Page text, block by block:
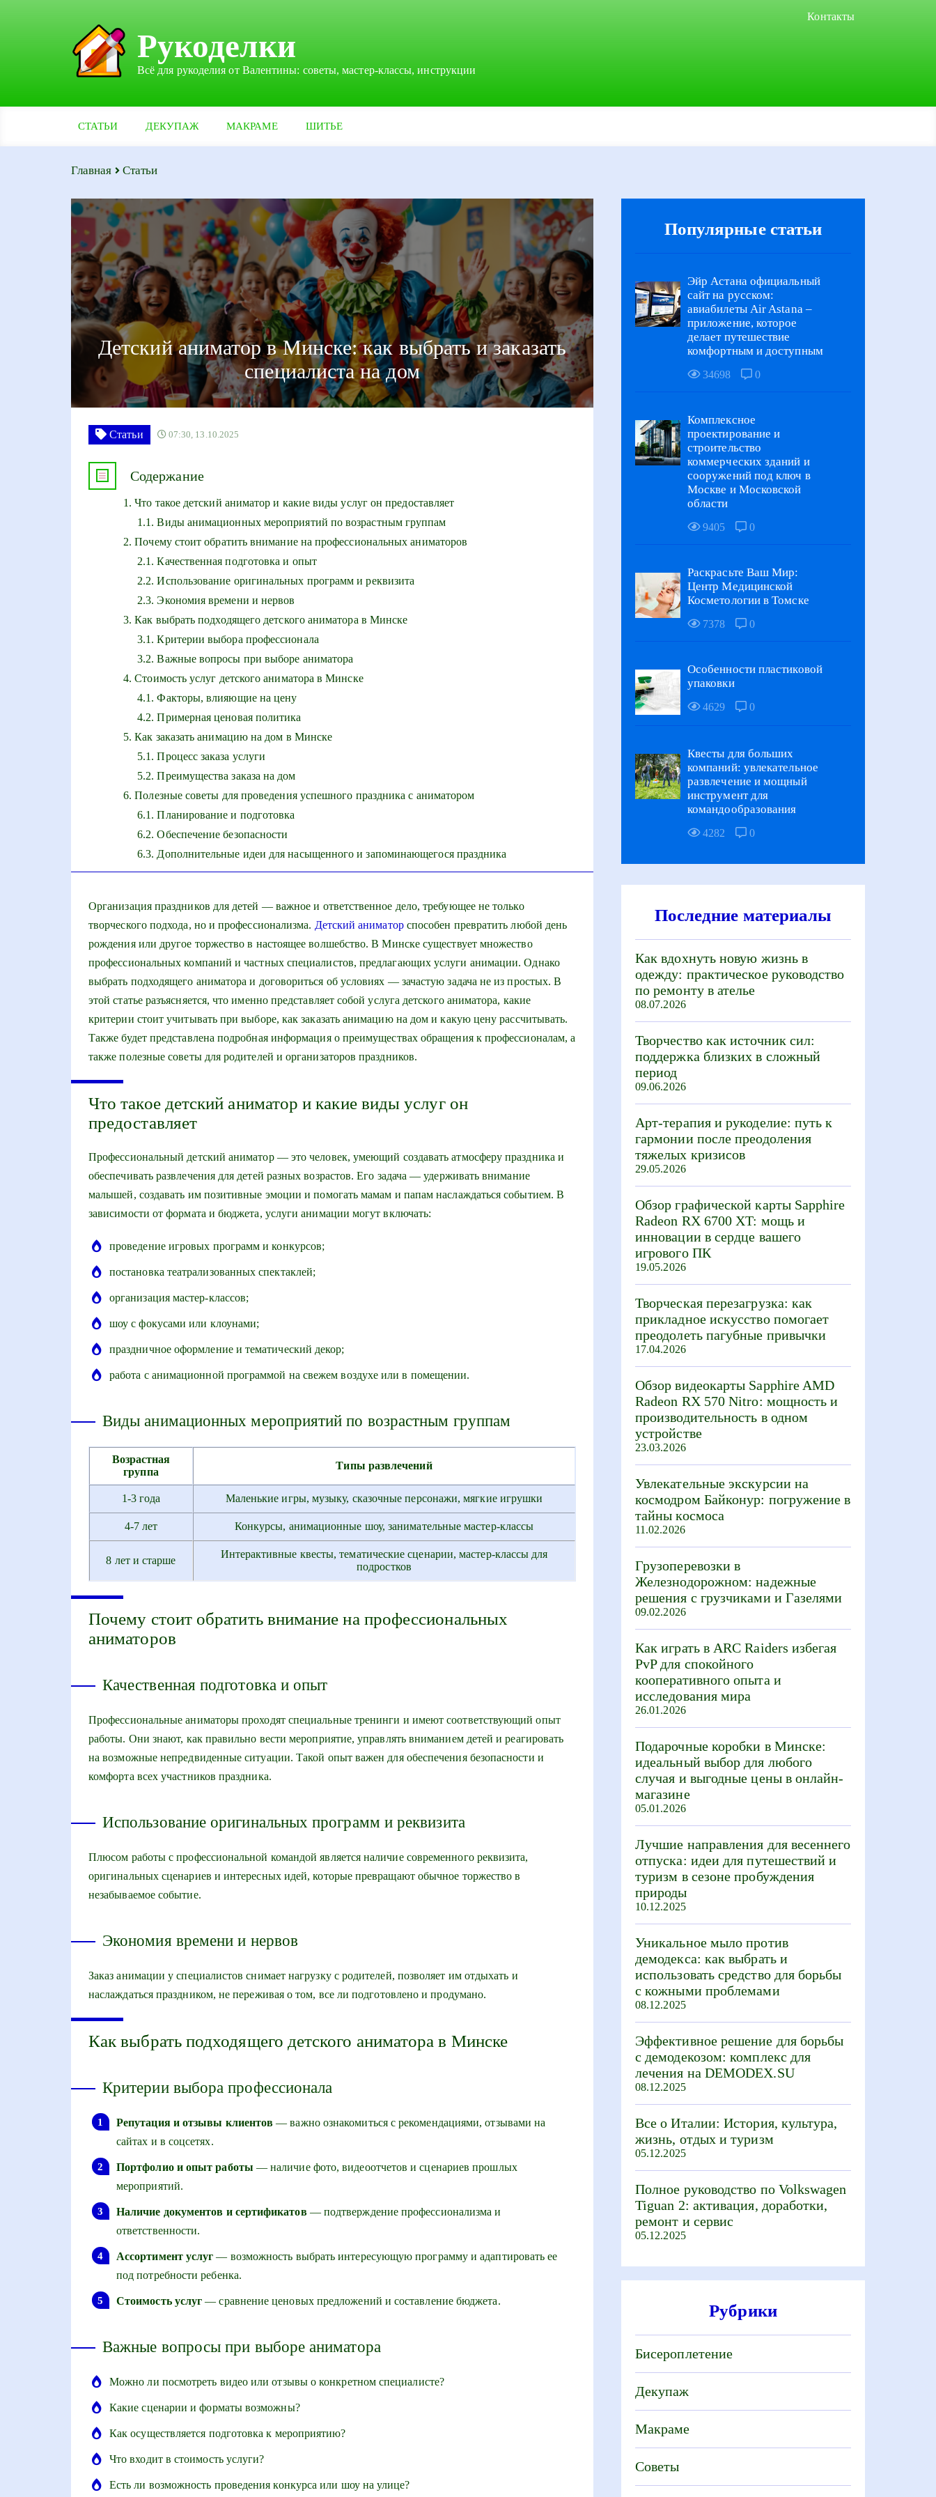
Контакты
Рукоделки
Всё для рукоделия от Валентины: советы, мастер-классы, инструкции
СТАТЬИ ДЕКУПАЖ МАКРАМЕ ШИТЬЕ
Главная Статьи
Детский аниматор в Минске: как выбрать и заказать
специалиста на дом
Статьи 07:30, 13.10.2025
Содержание
Что такое детский аниматор и какие виды услуг он предоставляет
Виды анимационных мероприятий по возрастным группам
Почему стоит обратить внимание на профессиональных аниматоров
Качественная подготовка и опыт
Использование оригинальных программ и реквизита
Экономия времени и нервов
Как выбрать подходящего детского аниматора в Минске
Критерии выбора профессионала
Важные вопросы при выборе аниматора
Стоимость услуг детского аниматора в Минске
Факторы, влияющие на цену
Примерная ценовая политика
Как заказать анимацию на дом в Минске
Процесс заказа услуги
Преимущества заказа на дом
Полезные советы для проведения успешного праздника с аниматором
Планирование и подготовка
Обеспечение безопасности
Дополнительные идеи для насыщенного и запоминающегося праздника
Организация праздников для детей — важное и ответственное дело, требующее не только
творческого подхода, но и профессионализма. Детский аниматорспособен превратить любой день
рождения или другое торжество в настоящее волшебство. В Минске существует множество
профессиональных компаний и частных специалистов, предлагающих услуги анимации. Однако
выбрать подходящего аниматора и договориться об условиях — зачастую задача не из простых. В
этой статье разъясняется, что именно представляет собой услуга детского аниматора, какие
критерии стоит учитывать при выборе, как заказать анимацию на дом и какую цену рассчитывать.
Также будет представлена подробная информация о преимуществах обращения к профессионалам, а
также полезные советы для родителей и организаторов праздников.
Что такое детский аниматор и какие виды услуг он
предоставляет
Профессиональный детский аниматор — это человек, умеющий создавать атмосферу праздника и
обеспечивать развлечения для детей разных возрастов. Его задача — удерживать внимание
малышей, создавать им позитивные эмоции и помогать мамам и папам наслаждаться событием. В
зависимости от формата и бюджета, услуги анимации могут включать:
проведение игровых программ и конкурсов;
постановка театрализованных спектаклей;
организация мастер-классов;
шоу с фокусами или клоунами;
праздничное оформление и тематический декор;
работа с анимационной программой на свежем воздухе или в помещении.
Виды анимационных мероприятий по возрастным группам
Возрастная
группа
Типы развлечений
1-3 года Маленькие игры, музыку, сказочные персонажи, мягкие игрушки
4-7 лет Конкурсы, анимационные шоу, занимательные мастер-классы
8 лет и старше
Интерактивные квесты, тематические сценарии, мастер-классы для
подростков
Почему стоит обратить внимание на профессиональных
аниматоров
Качественная подготовка и опыт
Профессиональные аниматоры проходят специальные тренинги и имеют соответствующий опыт
работы. Они знают, как правильно вести мероприятие, управлять вниманием детей и реагировать
на возможные непредвиденные ситуации. Такой опыт важен для обеспечения безопасности и
комфорта всех участников праздника.
Использование оригинальных программ и реквизита
Плюсом работы с профессиональной командой является наличие современного реквизита,
оригинальных сценариев и интересных идей, которые превращают обычное торжество в
незабываемое событие.
Экономия времени и нервов
Заказ анимации у специалистов снимает нагрузку с родителей, позволяет им отдыхать и
наслаждаться праздником, не переживая о том, все ли подготовлено и продумано.
Как выбрать подходящего детского аниматора в Минске
Критерии выбора профессионала
Репутация и отзывы клиентов — важно ознакомиться с рекомендациями, отзывами на
сайтах и в соцсетях.
Портфолио и опыт работы — наличие фото, видеоотчетов и сценариев прошлых
мероприятий.
Наличие документов и сертификатов— подтверждение профессионализма и
ответственности.
Ассортимент услуг — возможность выбрать интересующую программу и адаптировать ее
под потребности ребенка.
Стоимость услуг — сравнение ценовых предложений и составление бюджета.
Важные вопросы при выборе аниматора
Можно ли посмотреть видео или отзывы о конкретном специалисте?
Какие сценарии и форматы возможны?
Как осуществляется подготовка к мероприятию?
Что входит в стоимость услуги?
Есть ли возможность проведения конкурса или шоу на улице?
Популярные статьи
Эйр Астана официальный
сайт на русском:
авиабилеты Air Astana –
приложение, которое
делает путешествие
комфортным и доступным
34698 0
Комплексное
проектирование и
строительство
коммерческих зданий и
сооружений под ключ в
Москве и Московской
области
9405 0
Раскрасьте Ваш Мир:
Центр Медицинской
Косметологии в Томске
7378 0
Особенности пластиковой
упаковки
4629 0
Квесты для больших
компаний: увлекательное
развлечение и мощный
инструмент для
командообразования
4282 0
Последние материалы
Как вдохнуть новую жизнь в
одежду: практическое руководство
по ремонту в ателье
08.07.2026
Творчество как источник сил:
поддержка близких в сложный
период
09.06.2026
Арт-терапия и рукоделие: путь к
гармонии после преодоления
тяжелых кризисов
29.05.2026
Обзор графической карты Sapphire
Radeon RX 6700 XT: мощь и
инновации в сердце вашего
игрового ПК
19.05.2026
Творческая перезагрузка: как
прикладное искусство помогает
преодолеть пагубные привычки
17.04.2026
Обзор видеокарты Sapphire AMD
Radeon RX 570 Nitro: мощность и
производительность в одном
устройстве
23.03.2026
Увлекательные экскурсии на
космодром Байконур: погружение в
тайны космоса
11.02.2026
Грузоперевозки в
Железнодорожном: надежные
решения с грузчиками и Газелями
09.02.2026
Как играть в ARC Raiders избегая
PvP для спокойного
кооперативного опыта и
исследования мира
26.01.2026
Подарочные коробки в Минске:
идеальный выбор для любого
случая и выгодные цены в онлайн-
магазине
05.01.2026
Лучшие направления для весеннего
отпуска: идеи для путешествий и
туризм в сезоне пробуждения
природы
10.12.2025
Уникальное мыло против
демодекса: как выбрать и
использовать средство для борьбы
с кожными проблемами
08.12.2025
Эффективное решение для борьбы
с демодекозом: комплекс для
лечения на DEMODEX.SU
08.12.2025
Все о Италии: История, культура,
жизнь, отдых и туризм
05.12.2025
Полное руководство по Volkswagen
Tiguan 2: активация, доработки,
ремонт и сервис
05.12.2025
Рубрики
Бисероплетение
Декупаж
Макраме
Советы